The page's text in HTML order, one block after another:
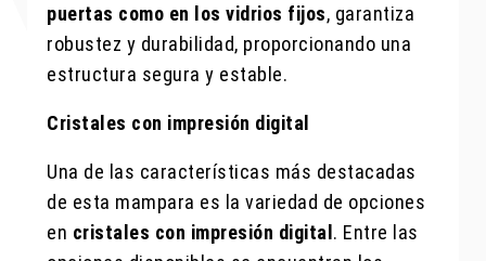
puertas como en los vidrios fijos, garantiza
robustez y durabilidad, proporcionando una
estructura segura y estable.
Cristales con impresión digital
Una de las características más destacadas
de esta mampara es la variedad de opciones
en cristales con impresión digital . Entre las